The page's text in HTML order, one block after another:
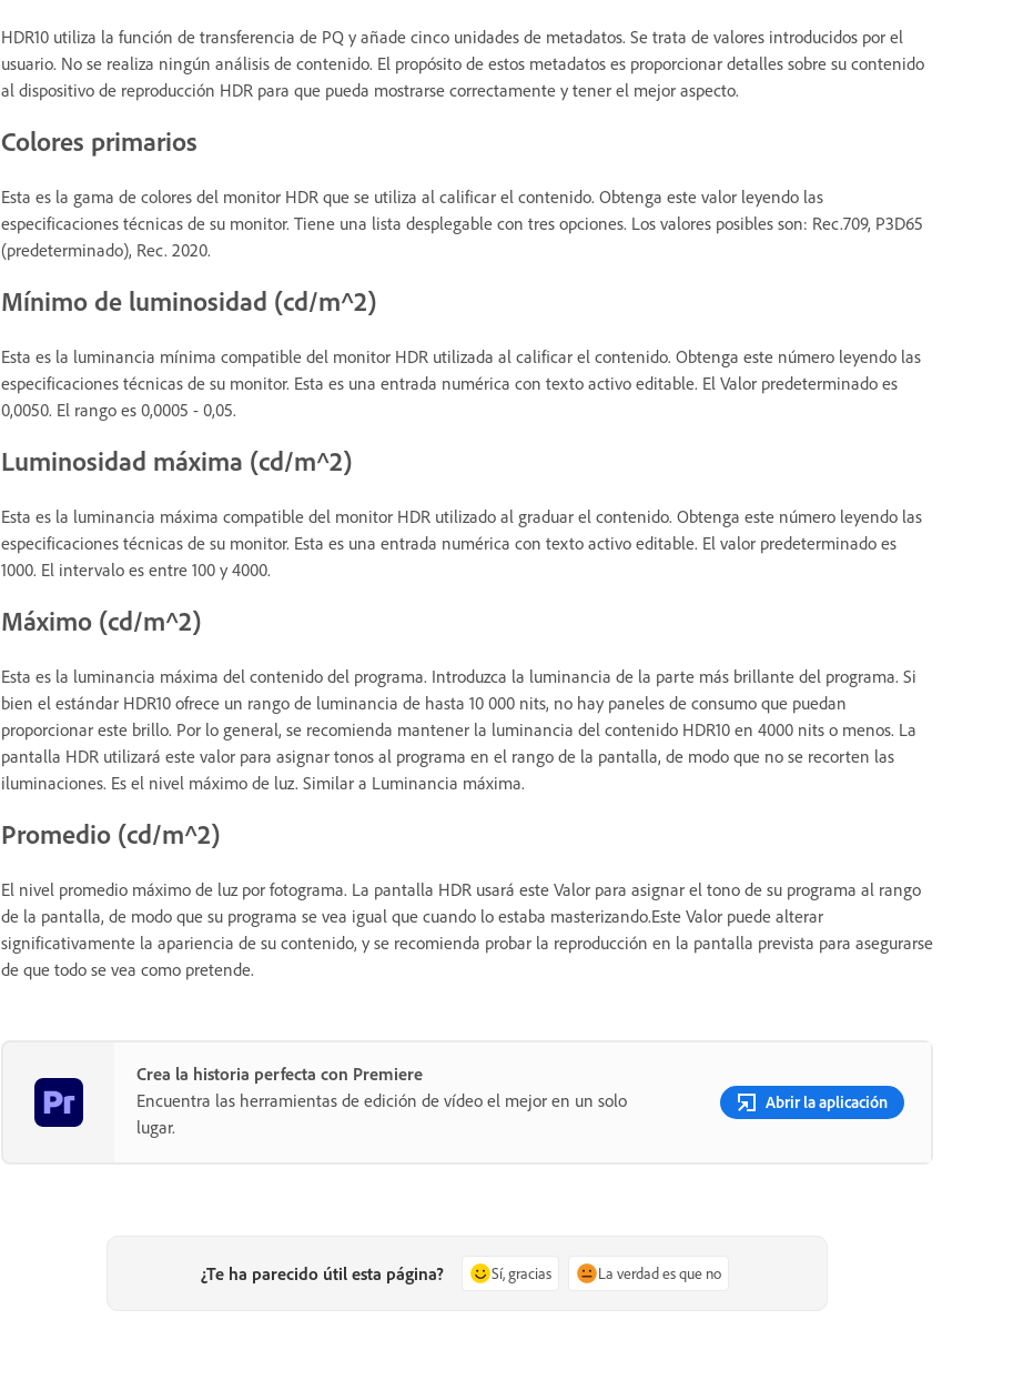
HDR10 utiliza la función de transferencia de PQ y añade cinco unidades de metadatos. Se trata de valores introducidos por el
usuario. No se realiza ningún análisis de contenido. El propósito de estos metadatos es proporcionar detalles sobre su contenido
al dispositivo de reproducción HDR para que pueda mostrarse correctamente y tener el mejor aspecto.
Colores primarios
Esta es la gama de colores del monitor HDR que se utiliza al calificar el contenido. Obtenga este valor leyendo las
especificaciones técnicas de su monitor. Tiene una lista desplegable con tres opciones. Los valores posibles son: Rec.709, P3D65
(predeterminado), Rec. 2020.
Mínimo de luminosidad (cd/m^2)
Esta es la luminancia mínima compatible del monitor HDR utilizada al calificar el contenido. Obtenga este número leyendo las
especificaciones técnicas de su monitor. Esta es una entrada numérica con texto activo editable. El Valor predeterminado es
0,0050. El rango es 0,0005 - 0,05.
Luminosidad máxima (cd/m^2)
Esta es la luminancia máxima compatible del monitor HDR utilizado al graduar el contenido. Obtenga este número leyendo las
especificaciones técnicas de su monitor. Esta es una entrada numérica con texto activo editable. El valor predeterminado es
1000. El intervalo es entre 100 y 4000.
Máximo (cd/m^2)
Esta es la luminancia máxima del contenido del programa. Introduzca la luminancia de la parte más brillante del programa. Si
bien el estándar HDR10 ofrece un rango de luminancia de hasta 10 000 nits, no hay paneles de consumo que puedan
proporcionar este brillo. Por lo general, se recomienda mantener la luminancia del contenido HDR10 en 4000 nits o menos. La
pantalla HDR utilizará este valor para asignar tonos al programa en el rango de la pantalla, de modo que no se recorten las
iluminaciones. Es el nivel máximo de luz. Similar a Luminancia máxima.
Promedio (cd/m^2)
El nivel promedio máximo de luz por fotograma. La pantalla HDR usará este Valor para asignar el tono de su programa al rango
de la pantalla, de modo que su programa se vea igual que cuando lo estaba masterizando.Este Valor puede alterar
significativamente la apariencia de su contenido, y se recomienda probar la reproducción en la pantalla prevista para asegurarse
de que todo se vea como pretende.
Crea la historia perfecta con Premiere
Encuentra las herramientas de edición de vídeo el mejor en un solo
lugar.
Abrir la aplicación
¿Te ha parecido útil esta página? Sí, gracias La verdad es que no